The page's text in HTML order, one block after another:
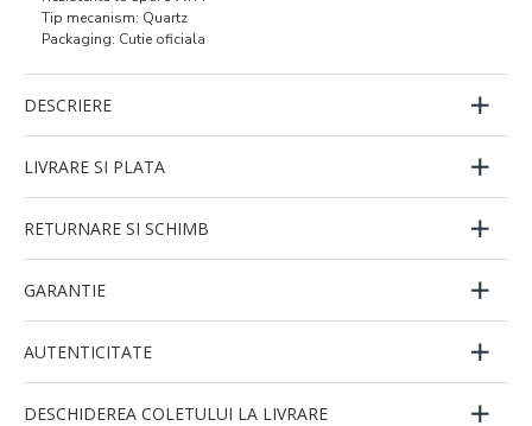
Tip mecanism: Quartz
Packaging: Cutie oficiala
DESCRIERE
LIVRARE SI PLATA
RETURNARE SI SCHIMB
GARANTIE
AUTENTICITATE
DESCHIDEREA COLETULUI LA LIVRARE